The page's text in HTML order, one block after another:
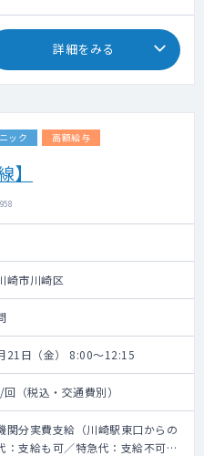
詳細をみる
ック 高額給与
】
崎市川崎区
21日（金） 8:00～12:15
（税込・交通費別）
関分実費支給（川崎駅東口からの
：支給も可／特急代：支給不可）